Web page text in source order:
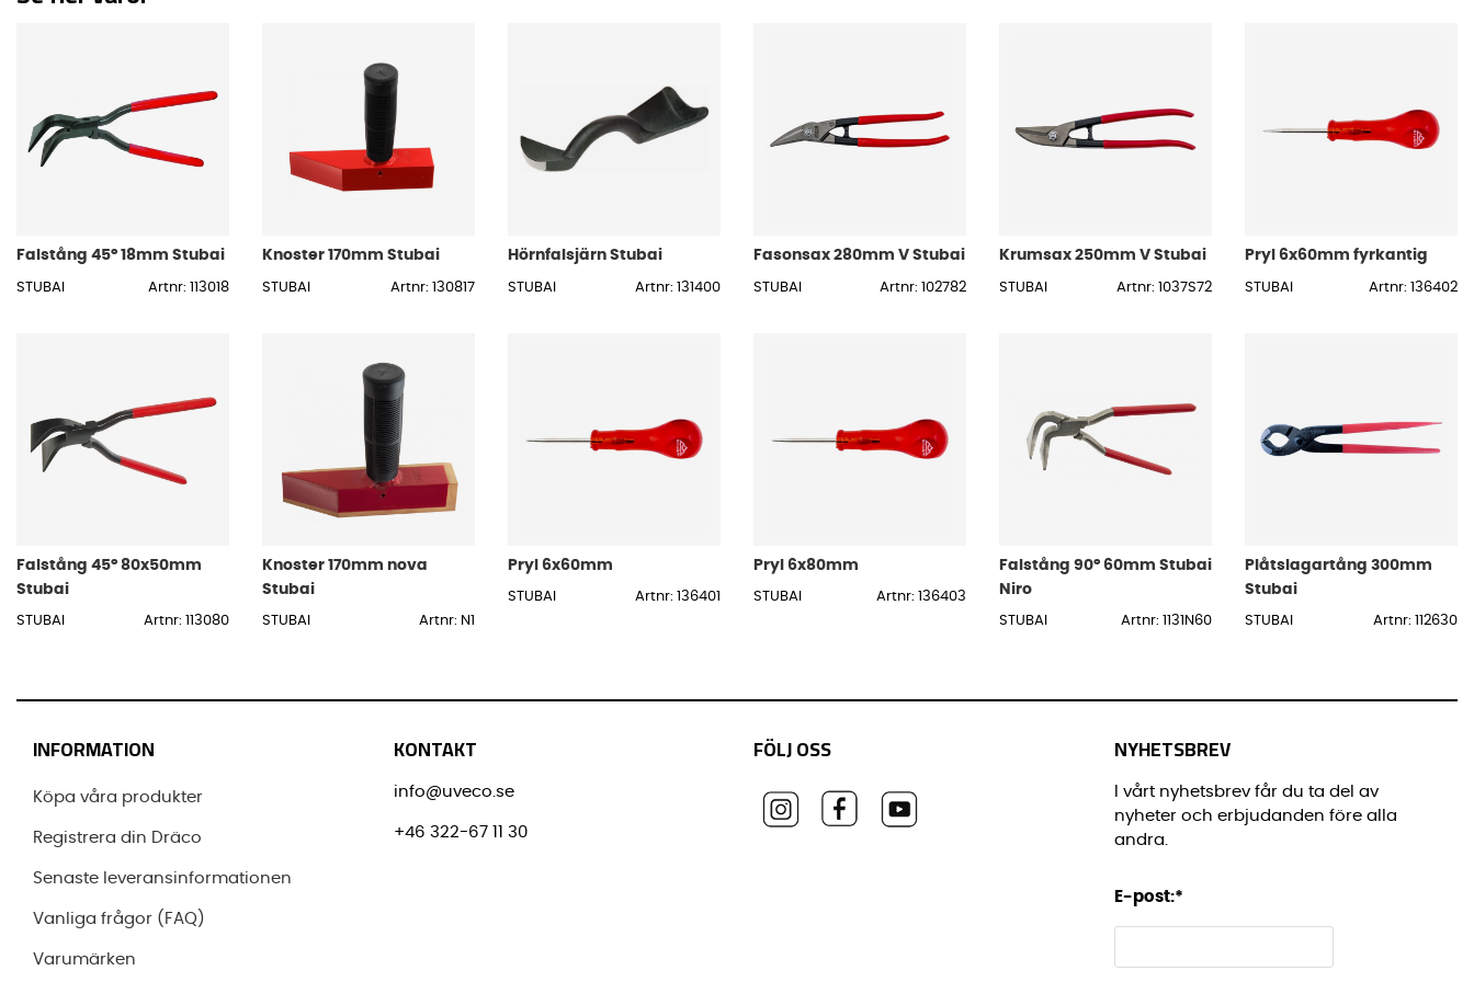
Falstång 45° 18mm Stubai
STUBAI Artnr: 113018
Knoster 170mm Stubai
STUBAI Artnr: 130817
Hörnfalsjärn Stubai
STUBAI Artnr: 131400
Fasonsax 280mm V Stubai
STUBAI Artnr: 102782
Krumsax 250mm V Stubai
STUBAI Artnr: 1037S72
Pryl 6x60mm fyrkantig
STUBAI Artnr: 136402
Falstång 45° 80x50mm
Stubai
STUBAI Artnr: 113080
Knoster 170mm nova
Stubai
STUBAI Artnr: N1
Pryl 6x60mm
STUBAI Artnr: 136401
Pryl 6x80mm
STUBAI Artnr: 136403
Falstång 90° 60mm Stubai
Niro
STUBAI Artnr: 1131N60
Plåtslagartång 300mm
Stubai
STUBAI Artnr: 112630
INFORMATION
Köpa våra produkter
Registrera din Dräco
Senaste leveransinformationen
Vanliga frågor (FAQ)
Varumärken
KONTAKT
info@uveco.se
+46 322-67 11 30
FÖLJ OSS NYHETSBREV
I vårt nyhetsbrev får du ta del av
nyheter och erbjudanden före alla
andra.
E-post:*